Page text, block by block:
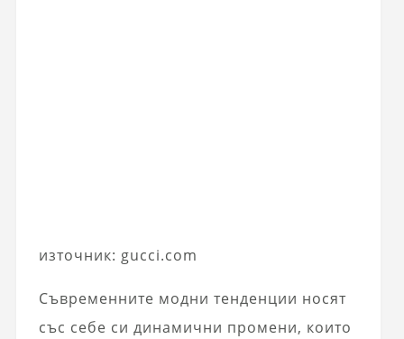
източник: gucci.com
Съвременните модни тенденции носят
със себе си динамични промени, които